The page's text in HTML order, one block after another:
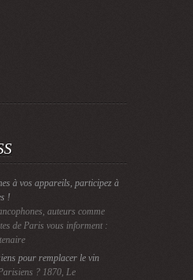
à vos appareils, participez à
!
auteurs comme
de Paris vous informent :
pour remplacer le vin
? 1870, Le